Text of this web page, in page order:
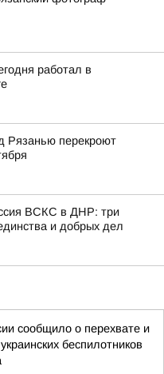
работал в
Рязанью перекроют
ВСКС в ДНР: три
и добрых дел
сообщило о перехвате и
беспилотников